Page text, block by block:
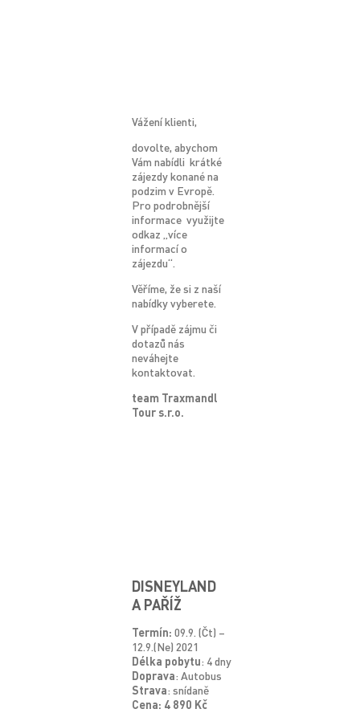
Vážení klienti,
dovolte, abychom
Vám nabídli krátké
zájezdy konané na
podzim v Evropě.
Pro podrobnější
informace využijte
odkaz „více
informací o
zájezdu“.
Věříme, že si z naší
nabídky vyberete.
V případě zájmu či
dotazů nás
neváhejte
kontaktovat.
team Traxmandl
Tour s.r.o.
DISNEYLAND
A PAŘÍŽ
Termín: 09.9. (Čt) –
12.9.(Ne) 2021
Délka pobytu: 4 dny
Doprava: Autobus
Strava: snídaně
Cena: 4 890 Kč